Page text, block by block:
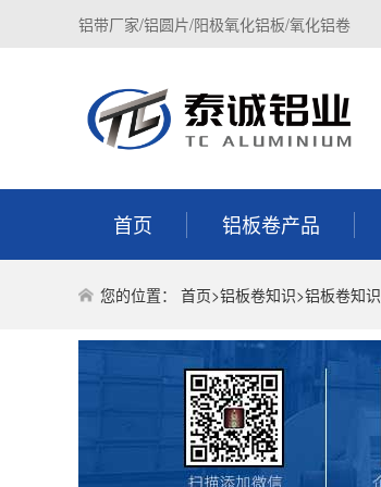
铝带厂家/铝圆片/阳极氧化铝板/氧化铝卷
首页 铝板卷产品
您的位置： 首页>铝板卷知识>铝板卷知识